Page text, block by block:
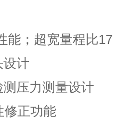
能；超宽量程比17
设计
压力测量设计
修正功能